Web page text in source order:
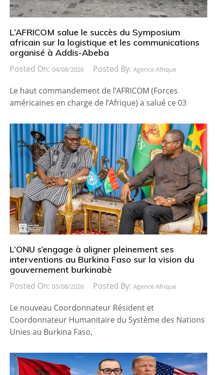
L’AFRICOM salue le succès du Symposium
africain sur la logistique et les communications
organisé à Addis-Abeba
Posted On: 04/08/2026 Posted By: Agence Afrique
Le haut commandement de l’AFRICOM (Forces
américaines en charge de l’Afrique) a salué ce 03
L’ONU s’engage à aligner pleinement ses
interventions au Burkina Faso sur la vision du
gouvernement burkinabè
Posted On: 03/08/2026 Posted By: Agence Afrique
Le nouveau Coordonnateur Résident et
Coordonnateur Humanitaire du Système des Nations
Unies au Burkina Faso,